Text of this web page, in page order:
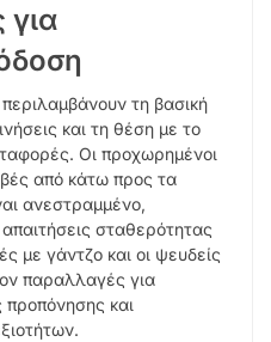
για
τη βασική
και τη θέση με το
Οι προχωρημένοι
από κάτω προς τα
ανεστραμμένο,
σταθερότητας
με γάντζο και οι ψευδείς
παραλλαγές για
προπόνησης και